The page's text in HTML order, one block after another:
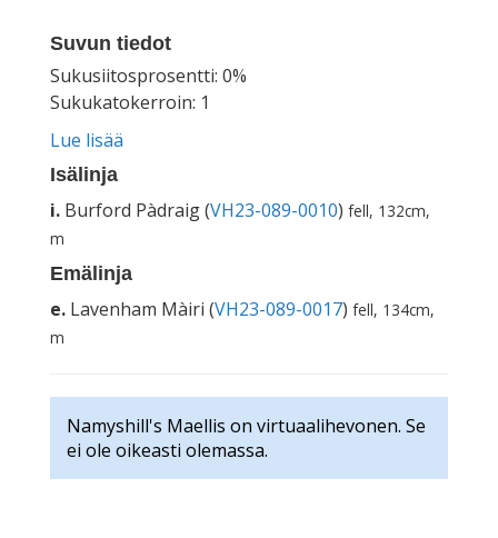
Suvun tiedot
Sukusiitosprosentti: 0%
Sukukatokerroin: 1
Lue lisää
Isälinja
i. Burford Pàdraig (VH23-089-0010) fell, 132cm,
m
Emälinja
e. Lavenham Màiri (VH23-089-0017) fell, 134cm,
m
Namyshill's Maellis on virtuaalihevonen. Se
ei ole oikeasti olemassa.